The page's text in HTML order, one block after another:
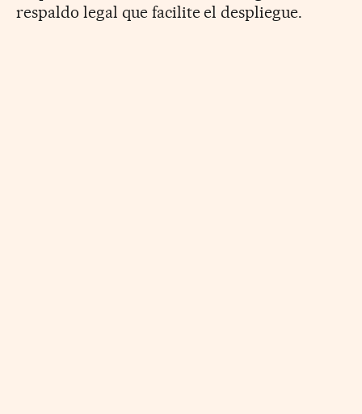
respaldo legal que facilite el despliegue.